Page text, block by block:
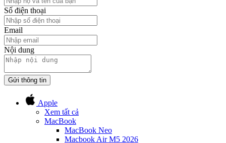
Số điện thoại
Email
Nội dung
Gửi thông tin
Apple
Xem tất cả
MacBook
MacBook Neo
Macbook Air M5 2026